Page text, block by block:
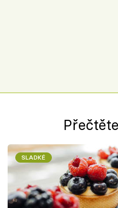
SLADKÉ